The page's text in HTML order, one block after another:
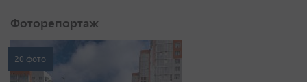
Фоторепортаж
20 фото